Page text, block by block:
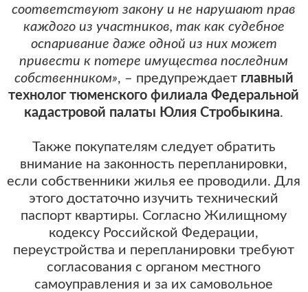
соответствуют закону и не нарушают прав
каждого из участников, так как судебное
оспаривание даже одной из них может
привести к потере имущества последним
собственником», – предупреждает главный
технолог тюменского филиала Федеральной
кадастровой палаты Юлия Стробыкина.
Также покупателям следует обратить
внимание на законность перепланировки,
если собственники жилья ее проводили. Для
этого достаточно изучить технический
паспорт квартиры. Согласно Жилищному
кодексу Российской Федерации,
переустройства и перепланировки требуют
согласования с органом местного
самоуправления и за их самовольное